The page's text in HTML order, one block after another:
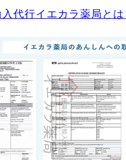
代行イエカラ薬局とは